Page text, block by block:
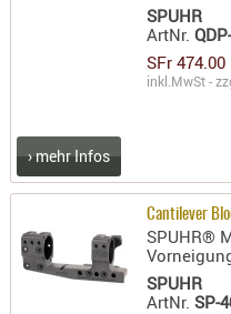
SPUHR
ArtNr.
SFr 474.00
inkl.MwSt -
› mehr Infos
Cantilever
SPUHR®
SPUHR
ArtNr.SP-